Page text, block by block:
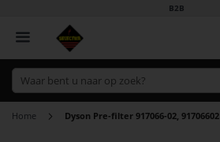
B2B
Home Dyson Pre-filter 917066-02, 91706602